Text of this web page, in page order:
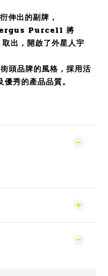
出的副牌，
Purcell 將
，開啟了外星人宇
品牌的風格，採用活
秀的產品品質。